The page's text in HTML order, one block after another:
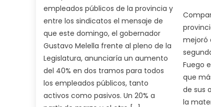
empleados públicos de la provincia y
entre los sindicatos el mensaje de
que este domingo, el gobernador
Gustavo Melella frente al pleno de la
Legislatura, anunciaría un aumento
del 40% en dos tramos para todos
los empleados públicos, tanto
activos como pasivos. Un 20% a
mejoró
Fuego
que
de sus
la